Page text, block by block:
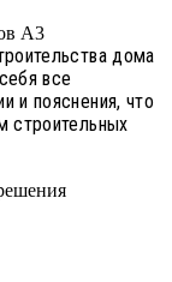
А3
дома
все
и пояснения, что
строительных